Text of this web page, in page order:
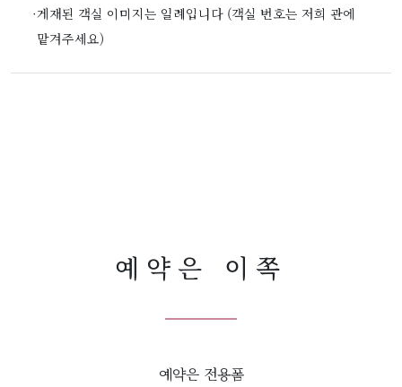
·게재된 객실 이미지는 일례입니다 (객실 번호는 저희 관에
맡겨주세요)
예약은 이쪽
예약은 전용폼